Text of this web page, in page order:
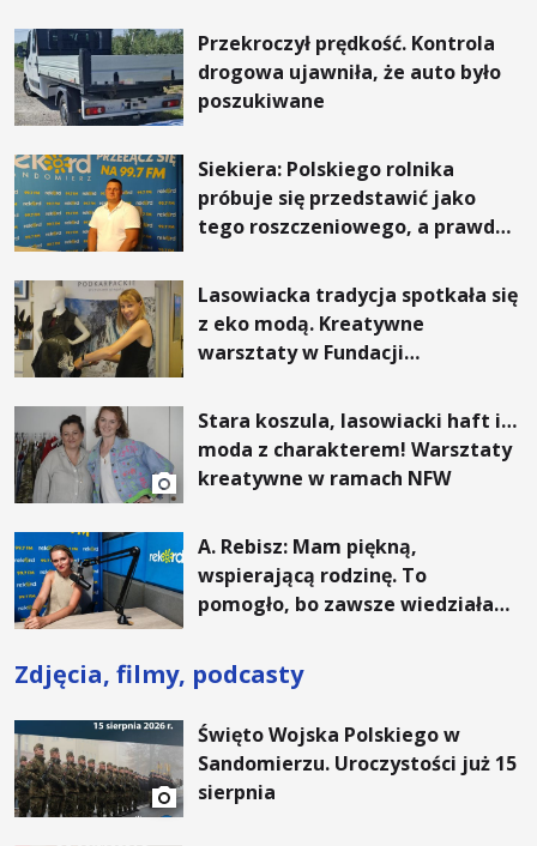
Przekroczył prędkość. Kontrola
drogowa ujawniła, że auto było
poszukiwane
Siekiera: Polskiego rolnika
próbuje się przedstawić jako
tego roszczeniowego, a prawda
Lasowiacka tradycja spotkała się
z eko modą. Kreatywne
warsztaty w Fundacji
Stara koszula, lasowiacki haft i…
moda z charakterem! Warsztaty
kreatywne w ramach NFW
A. Rebisz: Mam piękną,
wspierającą rodzinę. To
pomogło, bo zawsze wiedziałam,
najważniejsza
Zdjęcia, filmy, podcasty
Święto Wojska Polskiego w
Sandomierzu. Uroczystości już 15
sierpnia